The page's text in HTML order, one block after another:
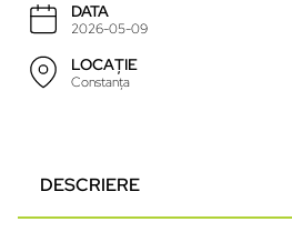
DATA
2026-05-09
LOCAȚIE
Constanța
DESCRIERE